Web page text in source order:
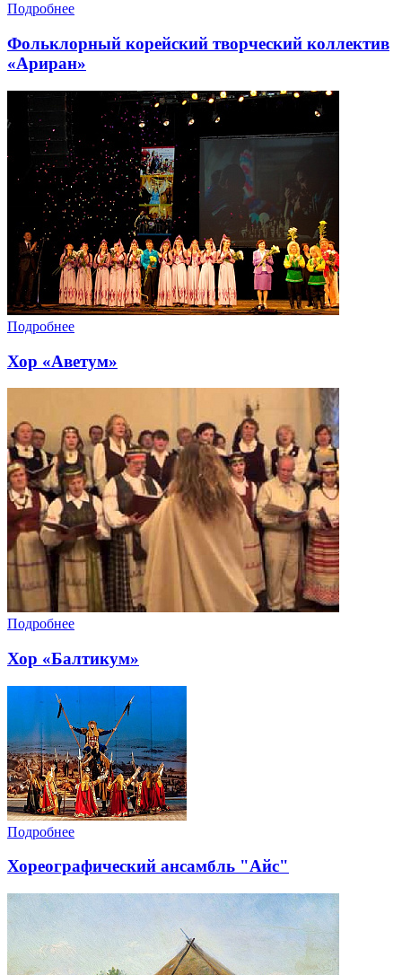
Подробнее
Фольклорный корейский творческий коллектив
«Ариран»
Подробнее
Хор «Аветум»
Подробнее
Хор «Балтикум»
Подробнее
Хореографический ансамбль "Айс"